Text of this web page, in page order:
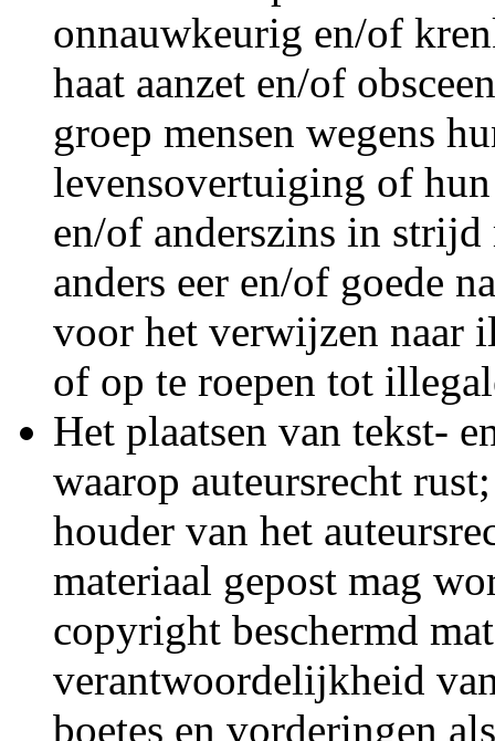
onnauwkeurig en/of
haat aanzet en/of
groep mensen wegens
levensovertuiging of
en/of anderszins in
anders eer en/of goede
voor het verwijzen naar
of op te roepen tot
Het plaatsen van tekst-
waarop auteursrecht
houder van het
materiaal gepost mag
copyright beschermd
verantwoordelijkheid
boetes en vorderingen